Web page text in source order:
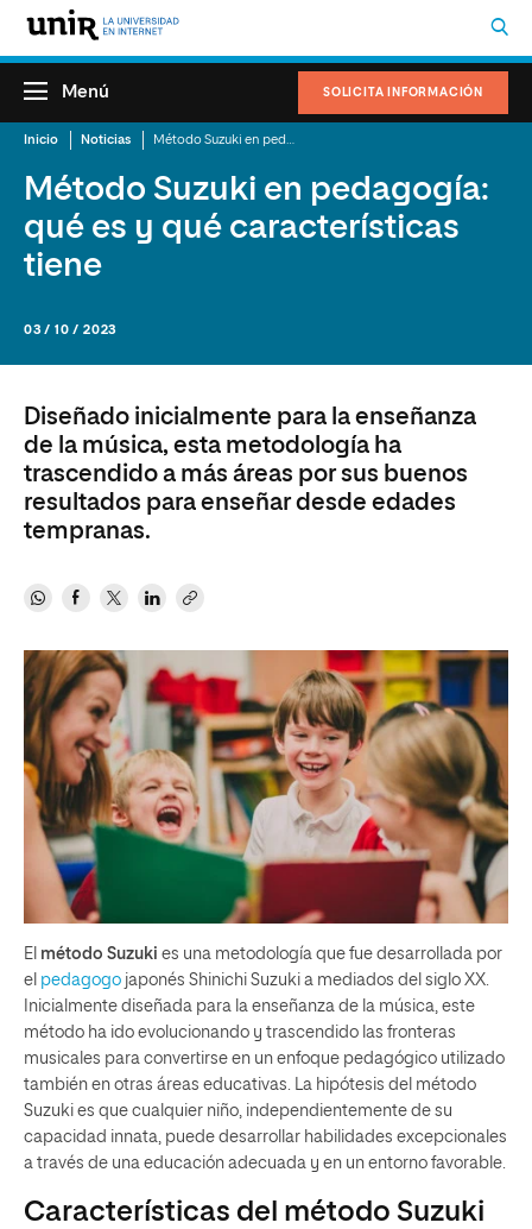
SOLICITA INFORMACIÓN
Menú
Inicio Noticias
Método Suzuki en pedagogía:
qué es y qué características
tiene
03 / 10 / 2023
Diseñado inicialmente para la enseñanza
de la música, esta metodología ha
trascendido a más áreas por sus buenos
resultados para enseñar desde edades
tempranas.
El método Suzuki es una metodología que fue desarrollada por
el pedagogo japonés Shinichi Suzuki a mediados del siglo XX.
Inicialmente diseñada para la enseñanza de la música, este
método ha ido evolucionando y trascendido las fronteras
musicales para convertirse en un enfoque pedagógico utilizado
también en otras áreas educativas. La hipótesis del método
Suzuki es que cualquier niño, independientemente de su
capacidad innata, puede desarrollar habilidades excepcionales
a través de una educación adecuada y en un entorno favorable.
Características del método Suzuki